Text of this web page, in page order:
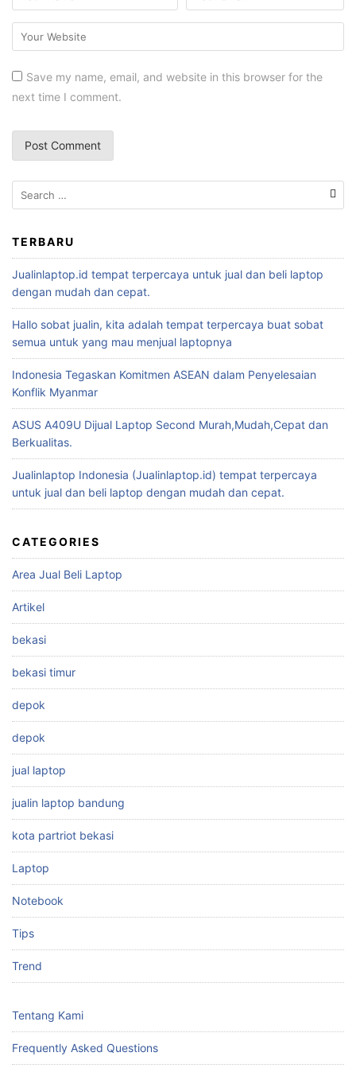
Save my name, email, and website in this browser for the
next time I comment.
TERBARU
Jualinlaptop.id tempat terpercaya untuk jual dan beli laptop
dengan mudah dan cepat.
Hallo sobat jualin, kita adalah tempat terpercaya buat sobat
semua untuk yang mau menjual laptopnya
Indonesia Tegaskan Komitmen ASEAN dalam Penyelesaian
Konflik Myanmar
ASUS A409U Dijual Laptop Second Murah,Mudah,Cepat dan
Berkualitas.
Jualinlaptop Indonesia (Jualinlaptop.id) tempat terpercaya
untuk jual dan beli laptop dengan mudah dan cepat.
CATEGORIES
Area Jual Beli Laptop
Artikel
bekasi
bekasi timur
depok
depok
jual laptop
jualin laptop bandung
kota partriot bekasi
Laptop
Notebook
Tips
Trend
Tentang Kami
Frequently Asked Questions